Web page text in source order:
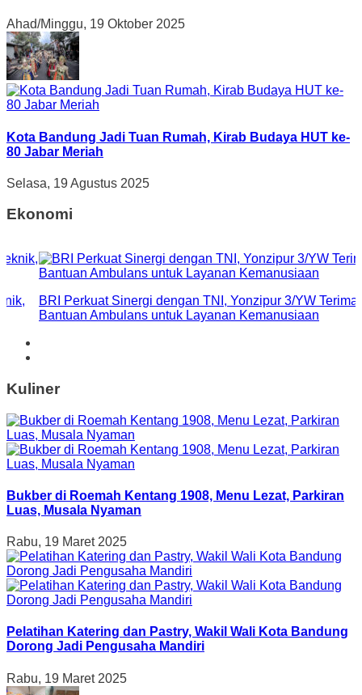
Ahad/Minggu, 19 Oktober 2025
Kota Bandung Jadi Tuan Rumah, Kirab Budaya HUT ke-
80 Jabar Meriah
Selasa, 19 Agustus 2025
Ekonomi
BRI Perkuat Sinergi dengan TNI, Yonzipur 3/YW Terima
Bantuan Ambulans untuk Layanan Kemanusiaan
Kuliner
Bukber di Roemah Kentang 1908, Menu Lezat, Parkiran
Luas, Musala Nyaman
Rabu, 19 Maret 2025
Pelatihan Katering dan Pastry, Wakil Wali Kota Bandung
Dorong Jadi Pengusaha Mandiri
Rabu, 19 Maret 2025